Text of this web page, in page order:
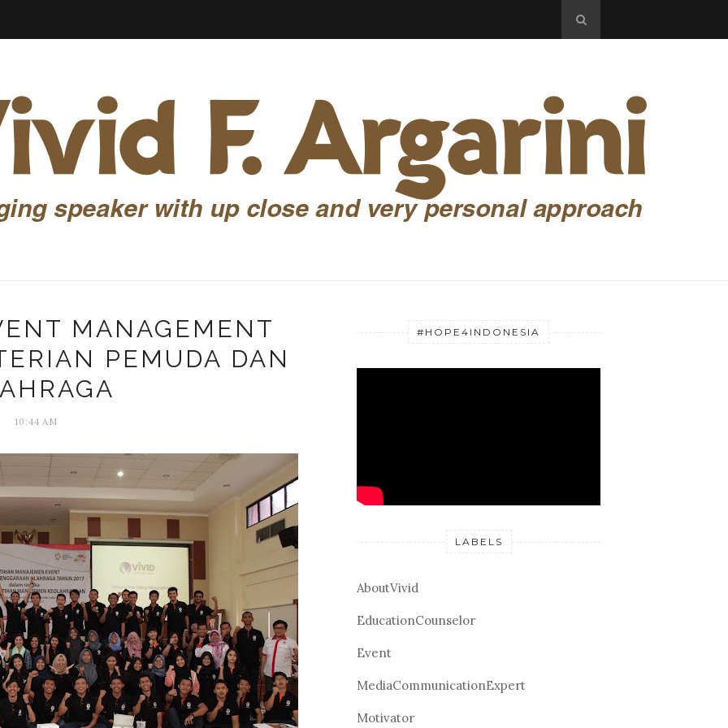
MANAGEMENT
PEMUDA DAN
10:44 AM
#HOPE4INDONESIA
LABELS
AboutVivid
EducationCounselor
Event
MediaCommunicationExpert
Motivator